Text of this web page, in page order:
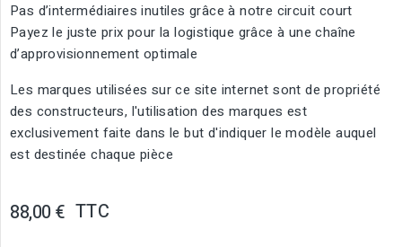
Pas d’intermédiaires inutiles grâce à notre circuit court
Payez le juste prix pour la logistique grâce à une chaîne
d’approvisionnement optimale
Les marques utilisées sur ce site internet sont de propriété
des constructeurs, l'utilisation des marques est
exclusivement faite dans le but d'indiquer le modèle auquel
est destinée chaque pièce
88,00 € TTC